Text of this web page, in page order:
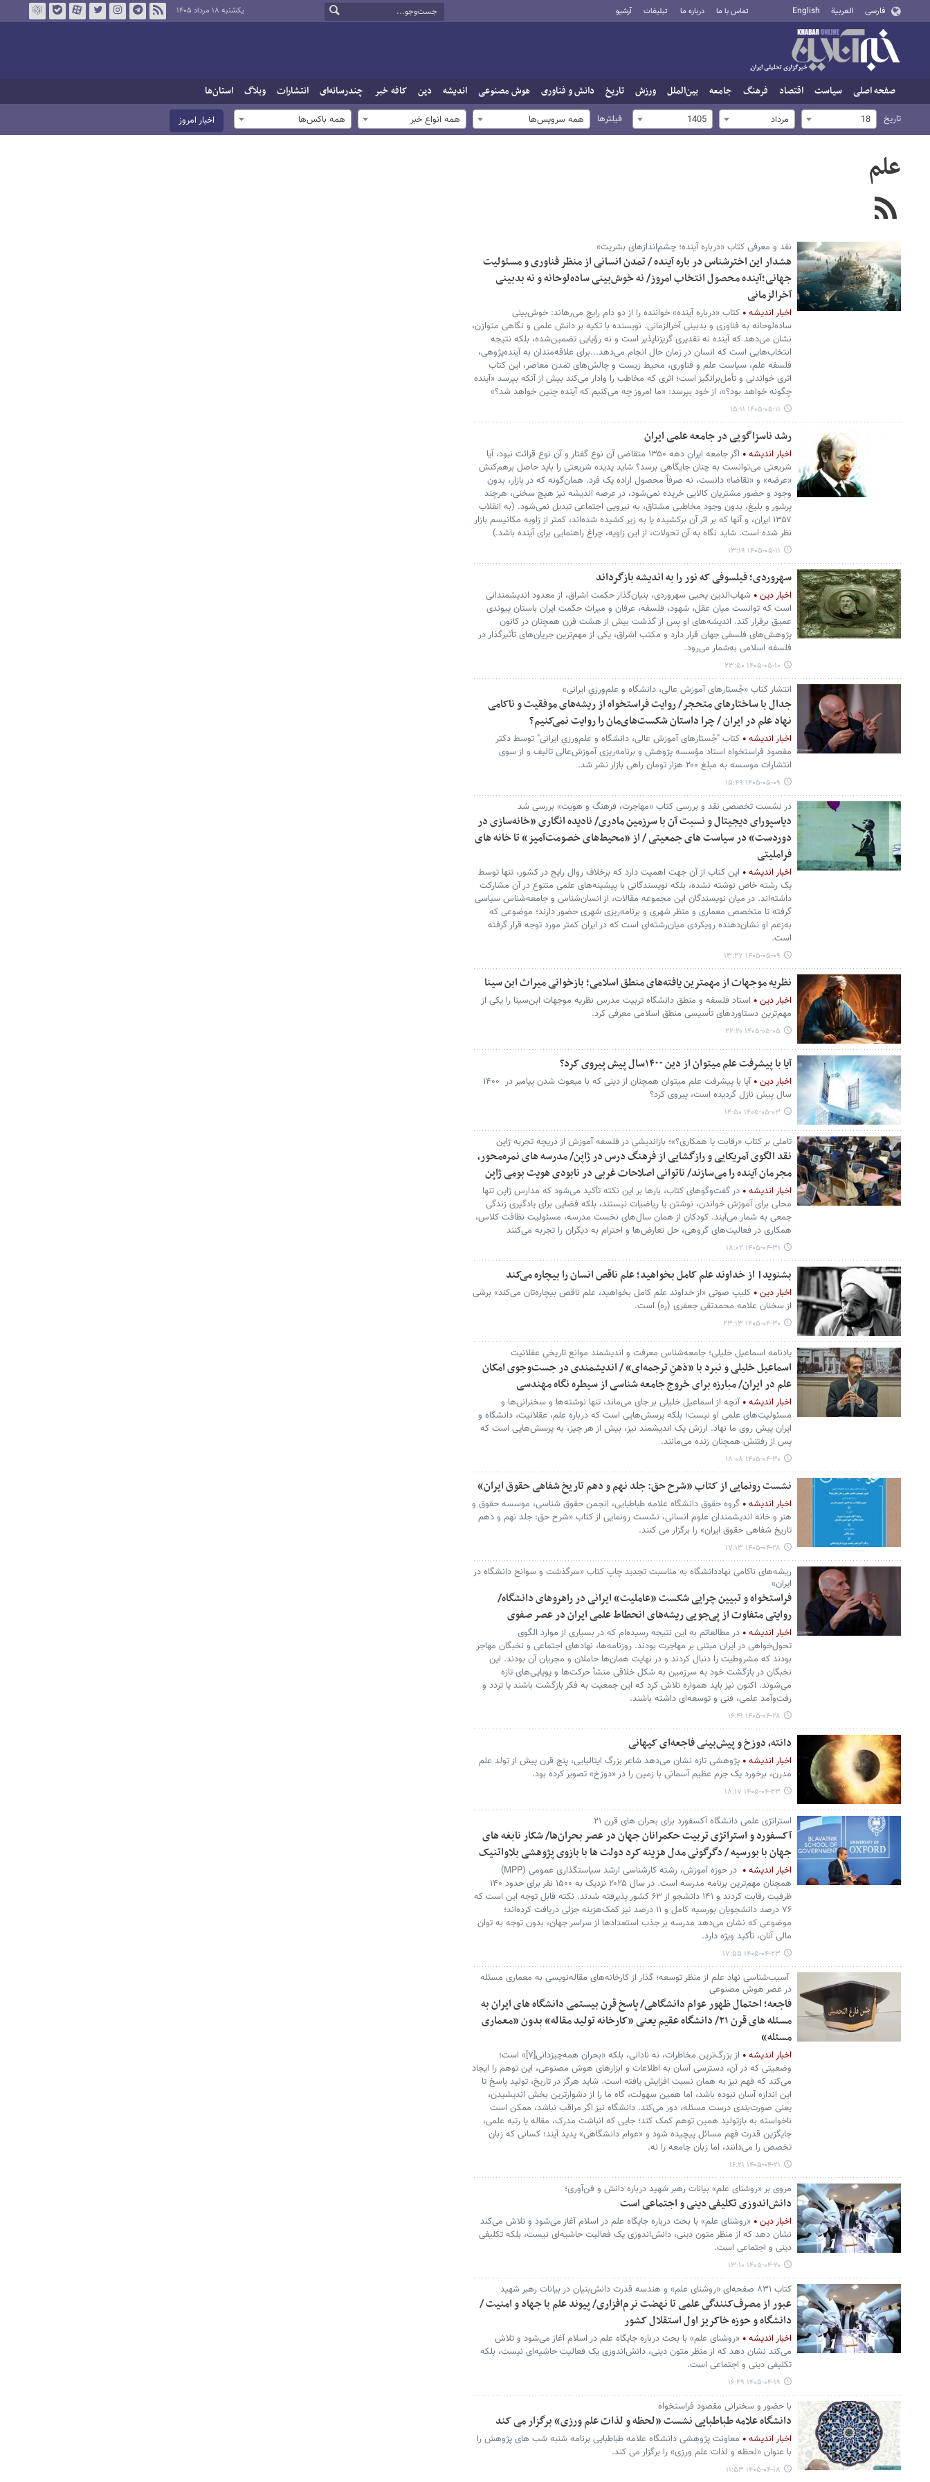
فارسی العربية English تماس با ما درباره ما تبلیغات آرشیو یکشنبه ۱۸ مرداد ۱۴۰۵
صفحه اصلی سیاست اقتصاد فرهنگ جامعه بین‌الملل ورزش تاریخ دانش و فناوری هوش مصنوعی اندیشه دین کافه خبر چندرسانه‌ای انتشارات وبلاگ استان‌ها
تاریخ 18 مرداد 1405 فیلترها همه سرویس‌ها همه انواع خبر همه باکس‌ها اخبار امروز
علم
نقد و معرفی کتاب «درباره آینده؛ چشم‌اندازهای بشریت»
هشدار این اخترشناس در باره آینده / تمدن انسانی از منظر فناوری و مسئولیت
جهانی؛آینده محصول انتخاب امروز/ نه خوش‌بینی ساده‌لوحانه و نه بدبینی
آخرالزمانی
اخبار اندیشه
کتاب «درباره آینده» خواننده را از دو دام رایج می‌رهاند: خوش‌بینی
ساده‌لوحانه به فناوری و بدبینی آخرالزمانی. نویسنده با تکیه بر دانش علمی و نگاهی متوازن،
نشان می‌دهد که آینده نه تقدیری گریزناپذیر است و نه رؤیایی تضمین‌شده، بلکه نتیجه
انتخاب‌هایی است که انسان در زمان حال انجام می‌دهد...برای علاقه‌مندان به آینده‌پژوهی،
فلسفه علم، سیاست علم و فناوری، محیط زیست و چالش‌های تمدن معاصر، این کتاب
اثری خواندنی و تأمل‌برانگیز است؛ اثری که مخاطب را وادار می‌کند بیش از آنکه بپرسد «آینده
چگونه خواهد بود؟»، از خود بپرسد: «ما امروز چه می‌کنیم که آینده چنین خواهد شد؟»
۱۴۰۵-۰۵-۱۱ ۱۵:۱۱
رشد ناسزاگویی در جامعه علمی ایران
اخبار اندیشه
اگر جامعه ایرانِ دهه ۱۳۵۰ متقاضی آن نوع گفتار و آن نوع قرائت نبود، آیا
شریعتی می‌توانست به چنان جایگاهی برسد؟ شاید پدیده شریعتی را باید حاصل برهم‌کنش
«عرضه» و «تقاضا» دانست، نه صرفاً محصول اراده یک فرد. همان‌گونه که در بازار، بدون
وجود و حضور مشتریان کالایی خریده نمی‌شود، در عرصه اندیشه نیز هیچ سخنی، هرچند
پرشور و بلیغ، بدون وجود مخاطبی مشتاق، به نیرویی اجتماعی تبدیل نمی‌شود. (به انقلاب
۱۳۵۷ ایران، و آنها که بر اثر آن برکشیده یا به زیر کشیده شده‌اند، کمتر از زاویه مکانیسم بازار
نظر شده است. شاید نگاه به آن تحولات، از این زاویه، چراغ راهنمایی برای آینده باشد.)
۱۴۰۵-۰۵-۱۱ ۱۳:۱۹
سهروردی؛ فیلسوفی که نور را به اندیشه بازگرداند
اخبار دین
شهاب‌الدین یحیی سهروردی، بنیان‌گذار حکمت اشراق، از معدود اندیشمندانی
است که توانست میان عقل، شهود، فلسفه، عرفان و میراث حکمت ایران باستان پیوندی
عمیق برقرار کند. اندیشه‌های او پس از گذشت بیش از هشت قرن همچنان در کانون
پژوهش‌های فلسفی جهان قرار دارد و مکتب اشراق، یکی از مهم‌ترین جریان‌های تأثیرگذار در
فلسفه اسلامی به‌شمار می‌رود.
۱۴۰۵-۰۵-۱۰ ۲۳:۵۰
انتشار کتاب «جُستارهای آموزش عالی، دانشگاه و علم‌ورزیِ ایرانی»
جدال با ساختارهای متحجر/ روایت فراستخواه از ریشه‌های موفقیت و ناکامی
نهاد علم در ایران / چرا داستان شکست‌های‌مان را روایت نمی‌کنیم؟
اخبار اندیشه
کتاب "جُستارهای آموزش عالی، دانشگاه و علم‌ورزیِ ایرانی" توسط دکتر
مقصود فراستخواه استاد مؤسسه پژوهش و برنامه‌ریزی آموزش‌عالی تالیف و از سوی
انتشارات موسسه به مبلغ ۲۰۰ هزار تومان راهی بازار نشر شد.
۱۴۰۵-۰۵-۰۹ ۱۵:۴۹
در نشست تخصصی نقد و بررسی کتاب «مهاجرت، فرهنگ و هویت» بررسی شد
دیاسپورای دیجیتال و نسبت آن با سرزمین مادری/ نادیده انگاری «خانه‌سازی در
دوردست» در سیاست های جمعیتی / از «محیط‌های خصومت‌آمیز» تا خانه های
فراملیتی
اخبار اندیشه
این کتاب از آن جهت اهمیت دارد که برخلاف روال رایج در کشور، تنها توسط
یک رشته خاص نوشته نشده، بلکه نویسندگانی با پیشینه‌های علمی متنوع در آن مشارکت
داشته‌اند. در میان نویسندگان این مجموعه مقالات، از انسان‌شناس و جامعه‌شناس سیاسی
گرفته تا متخصص معماری و منظر شهری و برنامه‌ریزی شهری حضور دارند؛ موضوعی که
به‌زعم او نشان‌دهنده رویکردی میان‌رشته‌ای است که در ایران کمتر مورد توجه قرار گرفته
است.
۱۴۰۵-۰۵-۰۹ ۱۳:۲۷
نظریه موجهات از مهمترین یافته‌های منطق اسلامی؛ بازخوانی میراث ابن سینا
اخبار دین
استاد فلسفه و منطق دانشگاه تربیت مدرس نظریه موجهات ابن‌سینا را یکی از
مهم‌ترین دستاوردهای تأسیسی منطق اسلامی معرفی کرد.
۱۴۰۵-۰۵-۰۵ ۲۲:۲۰
آیا با پیشرفت علم میتوان از دین ۱۴۰۰سال پیش پیروی کرد؟
اخبار دین
آیا با پیشرفت علم میتوان همچنان از دینی که با مبعوث شدن پیامبر در ۱۴۰۰
سال پیش نازل گردیده است، پیروی کرد؟
۱۴۰۵-۰۵-۰۳ ۱۴:۵۰
تاملی بر کتاب «رقابت یا همکاری؟»؛ بازاندیشی در فلسفه آموزش از دریچه تجربه ژاپن
نقد الگوی آمریکایی و رازگشایی از فرهنگ درس در ژاپن/ مدرسه های نمره‌محور،
مجرمان آینده را می‌سازند/ ناتوانی اصلاحات غربی در نابودی هویت بومی ژاپن
اخبار اندیشه
در گفت‌وگوهای کتاب، بارها بر این نکته تأکید می‌شود که مدارس ژاپن تنها
محلی برای آموزش خواندن، نوشتن یا ریاضیات نیستند، بلکه فضایی برای یادگیری زندگی
جمعی به شمار می‌آیند. کودکان از همان سال‌های نخست مدرسه، مسئولیت نظافت کلاس،
همکاری در فعالیت‌های گروهی، حل تعارض‌ها و احترام به دیگران را تجربه می‌کنند
۱۴۰۵-۰۴-۳۱ ۱۸:۰۲
بشنوید| از خداوند علم کامل بخواهید؛ علم ناقص انسان را بیچاره می‌کند
اخبار دین
کلیپ صوتی «از خداوند علم کامل بخواهید، علم ناقص بیچاره‌تان می‌کند» برشی
از سخنان علامه محمدتقی جعفری (ره) است.
۱۴۰۵-۰۴-۳۰ ۲۳:۱۳
یادنامه اسماعیل خلیلی؛ جامعه‌شناس معرفت و اندیشمند موانع تاریخیِ عقلانیت
اسماعیل خلیلی و نبرد با «ذهنِ ترجمه‌ای» / اندیشمندی در جست‌وجوی امکان
علم در ایران/ مبارزه برای خروج جامعه شناسی از سیطره نگاه مهندسی
اخبار اندیشه
آنچه از اسماعیل خلیلی بر جای می‌ماند، تنها نوشته‌ها و سخنرانی‌ها و
مسئولیت‌های علمی او نیست؛ بلکه پرسش‌هایی است که درباره علم، عقلانیت، دانشگاه و
ایران پیش روی ما نهاد. ارزش یک اندیشمند نیز، بیش از هر چیز، به پرسش‌هایی است که
پس از رفتنش همچنان زنده می‌مانند.
۱۴۰۵-۰۴-۳۰ ۱۸:۰۸
نشست رونمایی از کتاب «شرح حق: جلد نهم و دهم تاریخ شفاهی حقوق ایران»
اخبار اندیشه
گروه حقوق دانشگاه علامه طباطبایی، انجمن حقوق شناسی، موسسه حقوق و
هنر و خانه اندیشمندان علوم انسانی، نشست رونمایی از کتاب «شرح حق: جلد نهم و دهم
تاریخ شفاهی حقوق ایران» را برگزار می کنند.
۱۴۰۵-۰۴-۲۸ ۱۷:۱۳
ریشه‌های ناکامی نهاددانشگاه به مناسبت تجدید چاپ کتاب «سرگذشت و سوانح دانشگاه در
ایران»
فراستخواه و تبیین چرایی شکست «عاملیت» ایرانی در راهروهای دانشگاه/
روایتی متفاوت از پی‌جویی ریشه‌های انحطاط علمی ایران در عصر صفوی
اخبار اندیشه
در مطالعاتم به این نتیجه رسیده‌ام که در بسیاری از موارد الگوی
تحول‌خواهی در ایران مبتنی بر مهاجرت بودند. روزنامه‌ها، نهادهای اجتماعی و نخبگان مهاجر
بودند که مشروطیت را دنبال کردند و در نهایت همان‌ها حاملان و مجریان آن بودند. این
نخبگان در بازگشت خود به سرزمین به شکل خلاقی منشأ حرکت‌ها و پویایی‌های تازه
می‌شوند. اکنون نیز باید همواره تلاش کرد که این جمعیت به فکر بازگشت باشند یا تردد و
رفت‌وآمد علمی، فنی و توسعه‌ای داشته باشند.
۱۴۰۵-۰۴-۲۸ ۱۶:۴۱
دانته، دوزخ و پیش‌بینی فاجعه‌ای کیهانی
اخبار اندیشه
پژوهشی تازه نشان می‌دهد شاعر بزرگ ایتالیایی، پنج قرن پیش از تولد علم
مدرن، برخورد یک جرم عظیم آسمانی با زمین را در «دوزخ» تصویر کرده بود.
۱۴۰۵-۰۴-۲۳ ۱۸:۱۷
استراتژی علمی دانشگاه آکسفورد برای بحران های قرن ۲۱
آکسفورد و استراتژی تربیت حکمرانان جهان در عصر بحران‌ها/ شکار نابغه های
جهان با بورسیه / دگرگونی مدل هزینه کرد دولت ها با بازوی پژوهشی بلاواتنیک
اخبار اندیشه
در حوزه آموزش، رشته کارشناسی ارشد سیاستگذاری عمومی (MPP)
همچنان مهم‌ترین برنامه مدرسه است. در سال ۲۰۲۵ نزدیک به ۱۵۰۰ نفر برای حدود ۱۴۰
ظرفیت رقابت کردند و ۱۴۱ دانشجو از ۶۳ کشور پذیرفته شدند. نکته قابل توجه این است که
۷۶ درصد دانشجویان بورسیه کامل و ۱۱ درصد نیز کمک‌هزینه جزئی دریافت کرده‌اند؛
موضوعی که نشان می‌دهد مدرسه بر جذب استعدادها از سراسر جهان، بدون توجه به توان
مالی آنان، تأکید ویژه دارد.
۱۴۰۵-۰۴-۲۳ ۱۷:۵۵
آسیب‌شناسی نهاد علم از منظر توسعه؛ گذار از کارخانه‌های مقاله‌نویسی به معماری مسئله
در عصر هوش مصنوعی
فاجعه؛ احتمال ظهور عوام دانشگاهی/ پاسخ قرن بیستمی دانشگاه های ایران به
مسئله های قرن ۲۱/ دانشگاه عقیم یعنی «کارخانه تولید مقاله» بدون «معماری
مسئله»
اخبار اندیشه
از بزرگ‌ترین مخاطرات، نه نادانی، بلکه «بحران همه‌چیزدانی[۷]» است؛
وضعیتی که در آن، دسترسی آسان به اطلاعات و ابزارهای هوش مصنوعی، این توهم را ایجاد
می‌کند که فهم نیز به همان نسبت افزایش یافته است. شاید هرگز در تاریخ، تولید پاسخ تا
این اندازه آسان نبوده باشد، اما همین سهولت، گاه ما را از دشوارترین بخش اندیشیدن،
یعنی صورت‌بندی درست مسئله، دور می‌کند. دانشگاه نیز اگر مراقب نباشد، ممکن است
ناخواسته به بازتولید همین توهم کمک کند؛ جایی که انباشت مدرک، مقاله یا رتبه علمی،
جایگزین قدرت فهم مسائل پیچیده شود و «عوام دانشگاهی» پدید آیند؛ کسانی که زبان
تخصص را می‌دانند، اما زبان جامعه را نه.
۱۴۰۵-۰۴-۲۱ ۱۶:۲۱
مروی بر «روشنای علم» بیانات رهبر شهید درباره دانش و فن‌آوری؛
دانش‌اندوزی تکلیفی دینی و اجتماعی است
اخبار دین
«روشنای علم» با بحث درباره جایگاه علم در اسلام آغاز می‌شود و تلاش می‌کند
نشان دهد که از منظر متون دینی، دانش‌اندوزی یک فعالیت حاشیه‌ای نیست، بلکه تکلیفی
دینی و اجتماعی است.
۱۴۰۵-۰۴-۲۰ ۱۳:۱۰
کتاب ۸۳۱ صفحه‌ای «روشنای علم» و هندسه قدرت دانش‌بنیان در بیانات رهبر شهید
عبور از مصرف‌کنندگی علمی تا نهضت نرم‌افزاری/ پیوند علم با جهاد و امنیت /
دانشگاه و حوزه خاکریز اول استقلال کشور
اخبار اندیشه
«روشنای علم» با بحث درباره جایگاه علم در اسلام آغاز می‌شود و تلاش
می‌کند نشان دهد که از منظر متون دینی، دانش‌اندوزی یک فعالیت حاشیه‌ای نیست، بلکه
تکلیفی دینی و اجتماعی است.
۱۴۰۵-۰۴-۱۹ ۱۶:۴۹
با حضور و سخنرانی مقصود فراستخواه
دانشگاه علامه طباطبایی نشست «لحظه و لذات علم ورزی» برگزار می کند
اخبار اندیشه
معاونت پژوهشی دانشگاه علامه طباطبایی برنامه شنبه شب های پژوهش را
با عنوان «لحظه و لذات علم ورزی» را برگزار می کند.
۱۴۰۵-۰۴-۱۸ ۱۱:۵۳